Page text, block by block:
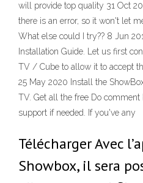
will provide top quality 31 Oct
there is an error, so it won't let
What else could I try?? 8 Jun
Installation Guide. Let us first
TV / Cube to allow it to accept
25 May 2020 Install the
TV. Get all the free Do
support if needed. If you've any
Télécharger Avec
Showbox, il sera